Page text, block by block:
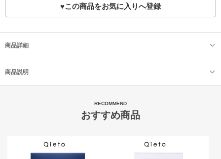
♥この商品をお気に入りへ登録
商品詳細
商品説明
RECOMMEND
おすすめ商品